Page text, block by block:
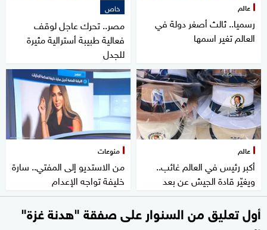
عالم
رسميا.. ثالث أصغر دولة في
العالم تغير اسمها
خاص
مصر.. تحرك عاجل لوقف
فعالية طبيبة أسترالية مثيرة
للجدل
عالم
أكبر رئيس في العالم غائب..
ويغيّر قادة الجيش عن بعد
منوعات
من الاستديو إلى المفتي.. سارة
خليفة تواجه الإعدام
أول تعليق من السنوار على صفقة "هدنة غزة"